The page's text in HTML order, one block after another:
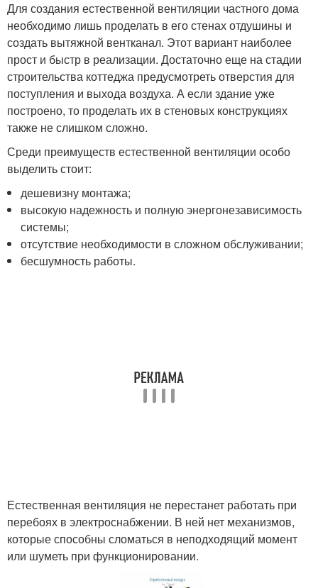
Для создания естественной вентиляции частного дома
необходимо лишь проделать в его стенах отдушины и
создать вытяжной вентканал. Этот вариант наиболее
прост и быстр в реализации. Достаточно еще на стадии
строительства коттеджа предусмотреть отверстия для
поступления и выхода воздуха. А если здание уже
построено, то проделать их в стеновых конструкциях
также не слишком сложно.
Среди преимуществ естественной вентиляции особо
выделить стоит:
дешевизну монтажа;
высокую надежность и полную энергонезависимость
системы;
отсутствие необходимости в сложном обслуживании;
бесшумность работы.
Естественная вентиляция не перестанет работать при
перебоях в электроснабжении. В ней нет механизмов,
которые способны сломаться в неподходящий момент
или шуметь при функционировании.